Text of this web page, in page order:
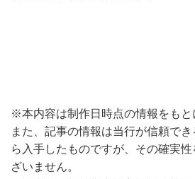
※本内容は制作日時点の情報をもと
また、記事の情報は当行が信頼で
ら入手したものですが、その確実
ざいません。